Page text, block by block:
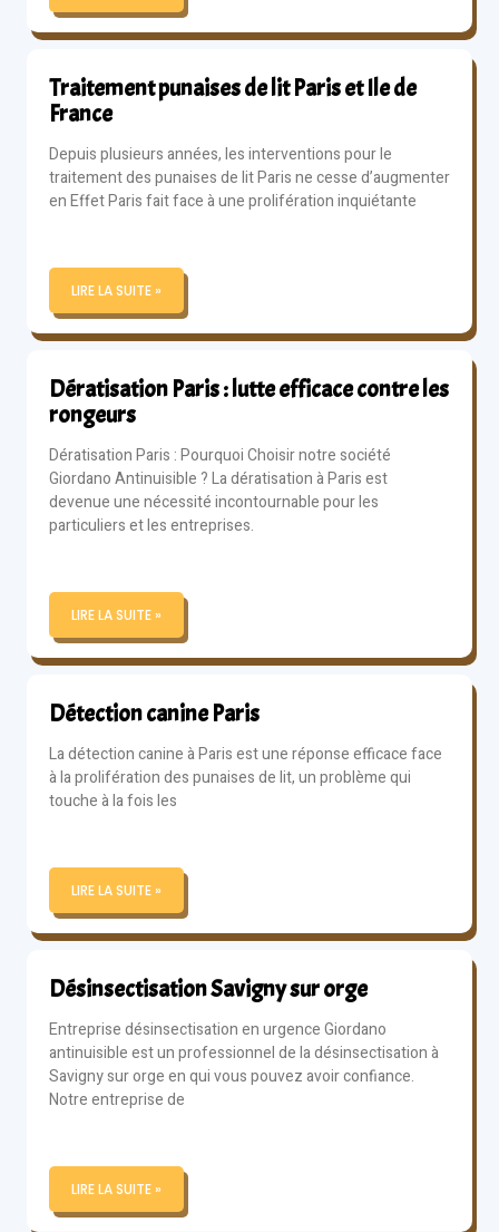
Traitement punaises de lit Paris et Ile de
France
Depuis plusieurs années, les interventions pour le
traitement des punaises de lit Paris ne cesse d’augmenter
en Effet Paris fait face à une prolifération inquiétante
LIRE LA SUITE »
Dératisation Paris : lutte efficace contre les
rongeurs
Dératisation Paris : Pourquoi Choisir notre société
Giordano Antinuisible ? La dératisation à Paris est
devenue une nécessité incontournable pour les
particuliers et les entreprises.
LIRE LA SUITE »
Détection canine Paris
La détection canine à Paris est une réponse efficace face
à la prolifération des punaises de lit, un problème qui
touche à la fois les
LIRE LA SUITE »
Désinsectisation Savigny sur orge
Entreprise désinsectisation en urgence Giordano
antinuisible est un professionnel de la désinsectisation à
Savigny sur orge en qui vous pouvez avoir confiance.
Notre entreprise de
LIRE LA SUITE »